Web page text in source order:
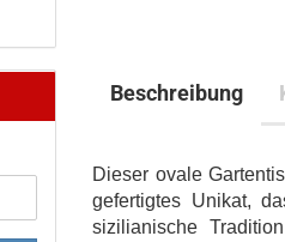
Beschreibung
Dieser ovale
gefertigtes Unikat,
sizilianische